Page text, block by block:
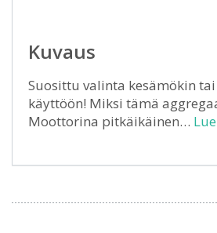
Kuvaus
Suosittu valinta kesämökin
käyttöön! Miksi tämä
Moottorina pitkäikäinen…